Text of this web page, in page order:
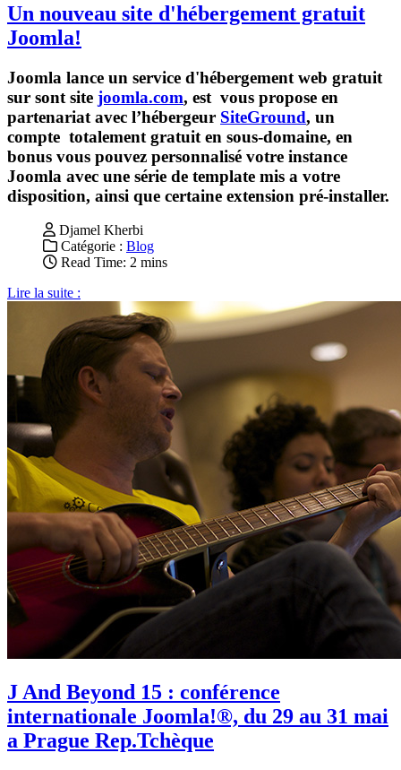
Un nouveau site d'hébergement gratuit
Joomla!
Joomla lance un service d'hébergement web gratuit
sur sont site joomla.com, est vous propose en
partenariat avec l’hébergeur SiteGround, un
compte totalement gratuit en sous-domaine, en
bonus vous pouvez personnalisé votre instance
Joomla avec une série de template mis a votre
disposition, ainsi que certaine extension pré-installer.
Djamel Kherbi
Catégorie : Blog
Read Time: 2 mins
Lire la suite :
J And Beyond 15 : conférence
internationale Joomla!®, du 29 au 31 mai
a Prague Rep.Tchèque